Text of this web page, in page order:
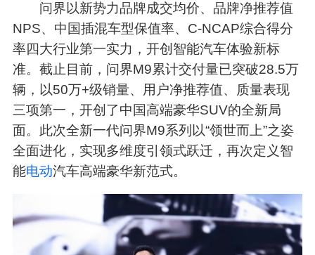
问界以新势力品牌成交均价、品牌净推荐值
NPS、中国插混车型保值率、C-NCAP综合得分
率四大行业第一实力，开创智能汽车体验新标
准。截止目前，问界M9累计交付量已突破28.5万
辆，以50万+级销量、用户净推荐值、质量表现
三项第一，开创了中国高端豪华SUV的全新局
面。此次全新一代问界M9系列以“领世而上”之姿
全面进化，实现多维度引领式跃迁，再次定义智
能电动汽车高端豪华新范式。